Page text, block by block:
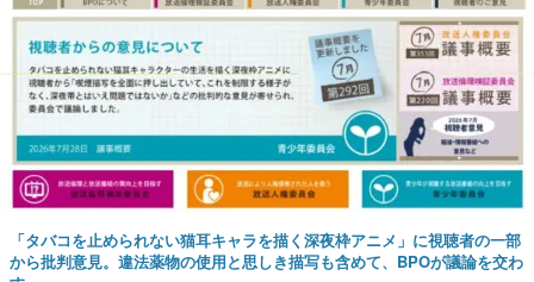
「タバコを止められない猫耳キャラを描く深夜枠アニメ」に視聴者の一部
から批判意見。違法薬物の使用と思しき描写も含めて、BPOが議論を交わ